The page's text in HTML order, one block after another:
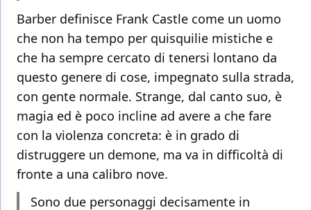
Barber definisce Frank Castle come un uomo
che non ha tempo per quisquilie mistiche e
che ha sempre cercato di tenersi lontano da
questo genere di cose, impegnato sulla strada,
con gente normale. Strange, dal canto suo, è
magia ed è poco incline ad avere a che fare
con la violenza concreta: è in grado di
distruggere un demone, ma va in difficoltà di
fronte a una calibro nove.
Sono due personaggi decisamente in